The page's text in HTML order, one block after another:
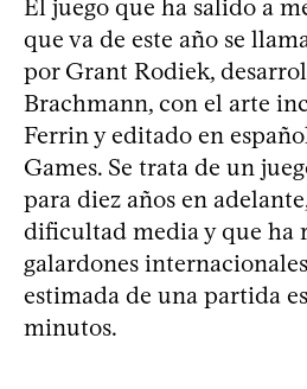
El juego que ha salido a
que va de este año se
por Grant Rodiek,
Brachmann, con el arte
Ferrin y editado en
Games. Se trata de un
para diez años en
dificultad media y que ha
galardones
estimada de una partida
minutos.